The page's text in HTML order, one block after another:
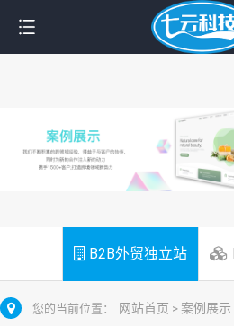
B2B外贸独立站
您的当前位置： 网站首页 > 案例展示